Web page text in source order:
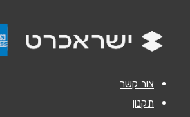
צור קשר
תקנון